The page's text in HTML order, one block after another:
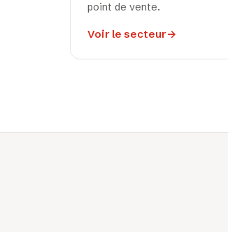
point de vente.
Voir le secteur→